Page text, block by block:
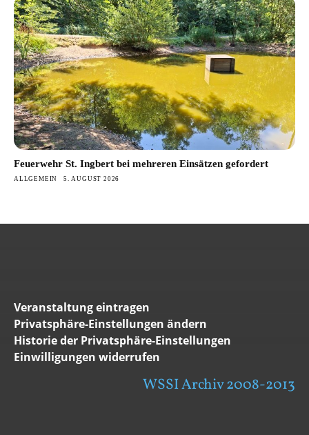
Feuerwehr St. Ingbert bei mehreren Einsätzen gefordert
ALLGEMEIN 5. AUGUST 2026
Veranstaltung eintragen
Privatsphäre-Einstellungen ändern
Historie der Privatsphäre-Einstellungen
Einwilligungen widerrufen
WSSI Archiv 2008-2013